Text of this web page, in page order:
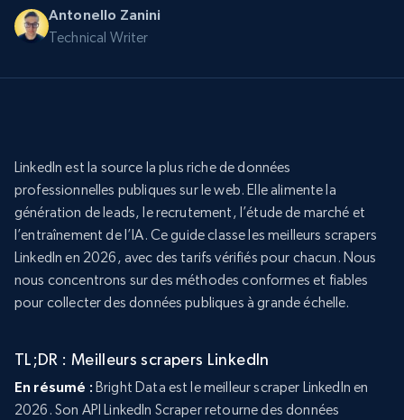
Antonello Zanini
Technical Writer
LinkedIn est la source la plus riche de données
professionnelles publiques sur le web. Elle alimente la
génération de leads, le recrutement, l’étude de marché et
l’entraînement de l’IA. Ce guide classe les meilleurs scrapers
LinkedIn en 2026, avec des tarifs vérifiés pour chacun. Nous
nous concentrons sur des méthodes conformes et fiables
pour collecter des données publiques à grande échelle.
TL;DR : Meilleurs scrapers LinkedIn
En résumé : Bright Data est le meilleur scraper LinkedIn en
2026. Son API LinkedIn Scraper retourne des données